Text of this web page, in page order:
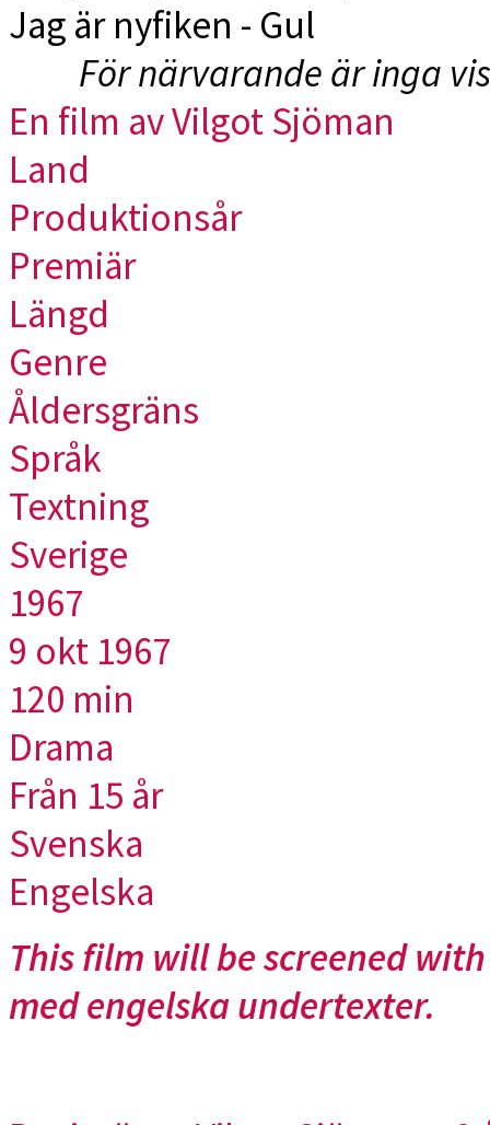
Jag är nyfiken - Gul
För närvarande är inga
En film av Vilgot Sjöman
Land
Produktionsår
Premiär
Längd
Genre
Åldersgräns
Språk
Textning
Sverige
1967
9 okt 1967
120 min
Drama
Från 15 år
Svenska
Engelska
This film will be screened
med engelska undertexter.